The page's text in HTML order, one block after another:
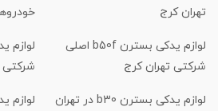
تهران کرج
لوازم یدکی بسترن b50f اصلی
شرکتی تهران کرج
لوازم
شرکتی
لوازم یدکی بسترن b30 در تهران
لوازم